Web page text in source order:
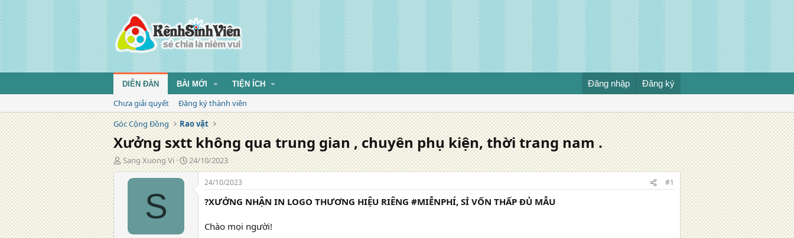
DIỄN ĐÀN BÀI MỚI TIỆN ÍCH Đăng nhập Đăng ký
Chưa giải quyết
Đăng ký thành viên
Góc Cộng Đồng
Rao vặt
Xưởng sxtt không qua trung gian , chuyên phụ kiện, thời trang nam .
T
á
Sang Xuong Vi
N
g
24/10/2023
S
24/10/2023 #1
?XƯỞNG NHẬN IN LOGO THƯƠNG HIỆU RIÊNG #MIỄNPHÍ, SỈ VỐN THẤP ĐỦ MẪU
Chào mọi người!